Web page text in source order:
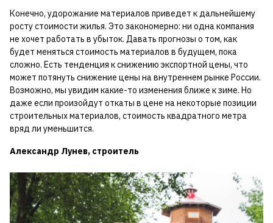
Конечно, удорожание материалов приведет к дальнейшему
росту стоимости жилья. Это закономерно: ни одна компания
не хочет работать в убыток. Давать прогнозы о том, как
будет меняться стоимость материалов в будущем, пока
сложно. Есть тенденция к снижению экспортной цены, что
может потянуть снижение цены на внутреннем рынке России.
Возможно, мы увидим какие-то изменения ближе к зиме. Но
даже если произойдут откаты в цене на некоторые позиции
строительных материалов, стоимость квадратного метра
вряд ли уменьшится.
Александр Лунев, строитель